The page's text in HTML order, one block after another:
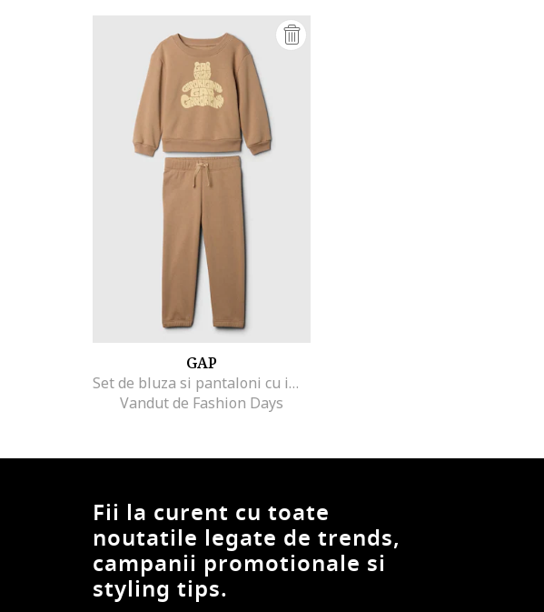
GAP
Set de bluza si pantaloni cu imprimeu grafic
Vandut de Fashion Days
Fii la curent cu toate
noutatile legate de trends,
campanii promotionale si
styling tips.